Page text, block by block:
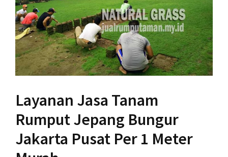
Layanan Jasa Tanam
Rumput Jepang Bungur
Jakarta Pusat Per 1 Meter